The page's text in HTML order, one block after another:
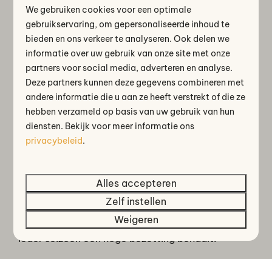
2. Recreatie-gespecialiseerde online
marketing
Online succes vraagt om meer dan “online staan”.
Daarom zetten we marketing in die specifiek past
bij de recreatiebranche: optimale vindbaarheid,
conversiegerichte presentatie en campagnes die
Expertsals basis reserveringssysteem voor de
verhuurorganisatie enBooking Boostersvoor
extra online groei kunnen we slim en datagericht
sturen, zodat uw woning beter zichtbaar is en
ieder seizoen een hoge bezetting behaalt.
We gebruiken cookies voor een optimale
gebruikservaring, om gepersonaliseerde inhoud te
bieden en ons verkeer te analyseren. Ook delen we
informatie over uw gebruik van onze site met onze
partners voor social media, adverteren en analyse.
Deze partners kunnen deze gegevens combineren met
andere informatie die u aan ze heeft verstrekt of die ze
hebben verzameld op basis van uw gebruik van hun
diensten. Bekijk voor meer informatie ons
privacybeleid.
Alles accepteren
Zelf instellen
Weigeren